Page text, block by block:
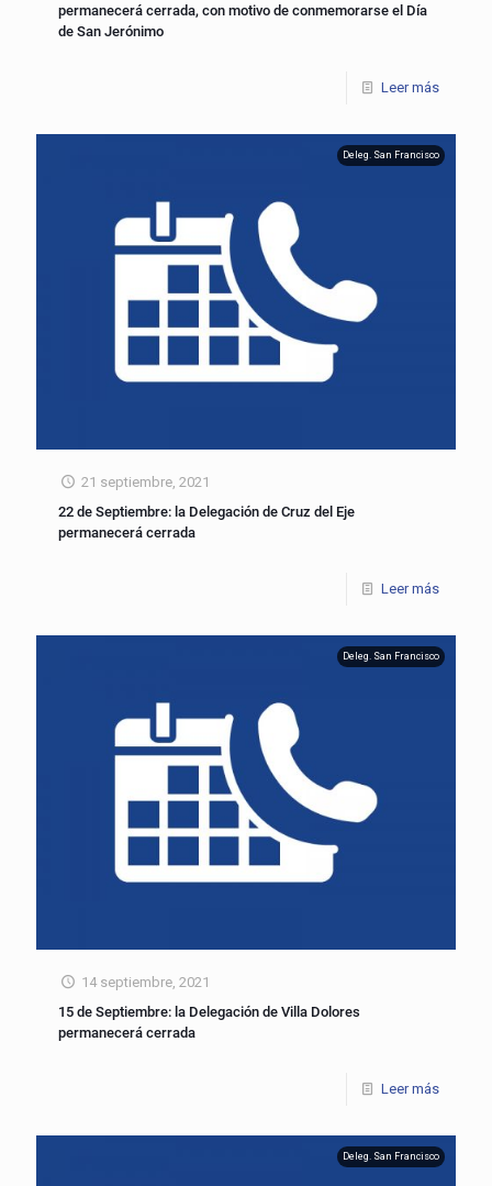
permanecerá cerrada, con motivo de conmemorarse el Día
de San Jerónimo
Leer más
21 septiembre, 2021
22 de Septiembre: la Delegación de Cruz del Eje
permanecerá cerrada
Leer más
Deleg. San Francisco
14 septiembre, 2021
15 de Septiembre: la Delegación de Villa Dolores
permanecerá cerrada
Leer más
Deleg. San Francisco
Deleg. San Francisco